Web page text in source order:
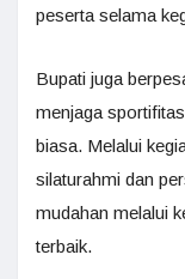
peserta selama
Bupati juga
menjaga
biasa. Melalui
silaturahmi dan
mudahan melalui
terbaik.